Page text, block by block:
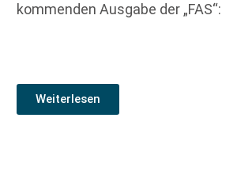
kommenden Ausgabe der „FAS“:
Weiterlesen